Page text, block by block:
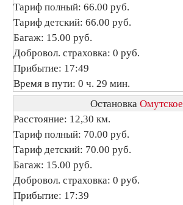
Тариф полный: 66.00 руб.
Тариф детский: 66.00 руб.
Багаж: 15.00 руб.
Добровол. страховка: 0 руб.
Прибытие: 17:49
Время в пути: 0 ч. 29 мин.
Остановка Омутское
Расстояние: 12,30 км.
Тариф полный: 70.00 руб.
Тариф детский: 70.00 руб.
Багаж: 15.00 руб.
Добровол. страховка: 0 руб.
Прибытие: 17:39